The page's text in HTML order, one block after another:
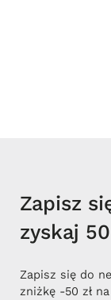
Zapisz
zyskaj 50
Zapisz się do
zniżkę -50 zł